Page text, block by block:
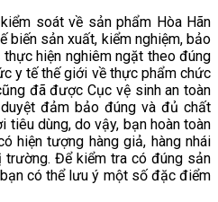
soát về sản phẩm Hòa Hãn
biến sản xuất, kiểm nghiệm, bảo
hiện nghiêm ngặt theo đúng
y tế thế giới về thực phẩm chức
đã được Cục vệ sinh an toàn
đảm bảo đúng và đủ chất
dùng, do vậy, bạn hoàn toàn
hiện tượng hàng giả, hàng nhái
trường. Để kiểm tra có đúng sản
có thể lưu ý một số đặc điểm